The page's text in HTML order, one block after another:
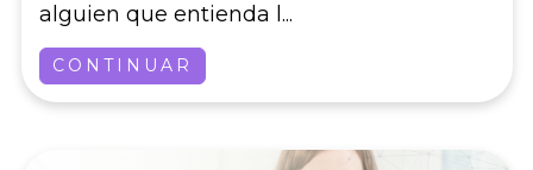
alguien que entienda l...
CONTINUAR